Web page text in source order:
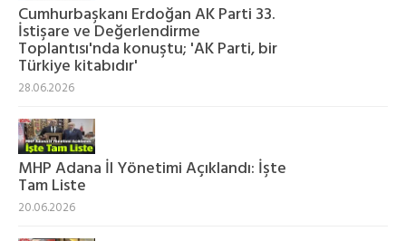
Cumhurbaşkanı Erdoğan AK Parti 33.
İstişare ve Değerlendirme
Toplantısı'nda konuştu; 'AK Parti, bir
Türkiye kitabıdır'
28.06.2026
MHP Adana İl Yönetimi Açıklandı: İşte
Tam Liste
20.06.2026